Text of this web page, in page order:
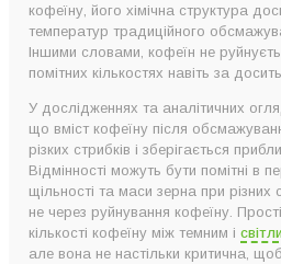
кофеїну, його хімічна структура
температур традиційного
Іншими словами, кофеїн не
помітних кількостях навіть за
У дослідженнях та аналітичних
що вміст кофеїну після
різких стрибків і зберігається
Відмінності можуть бути помітні в
щільності та маси зерна при
не через руйнування кофеїну.
кількості кофеїну між темним і
але вона не настільки критична,